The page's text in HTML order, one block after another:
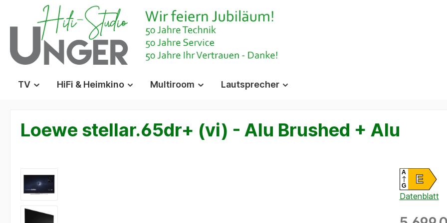
Zur Hauptnavigation springen
TV HiFi & Heimkino Multiroom Lautsprecher
Loewe stellar.65dr+ (vi) - Alu Brushed + Alu
Bildergalerie überspringen E
A
G
Datenblatt